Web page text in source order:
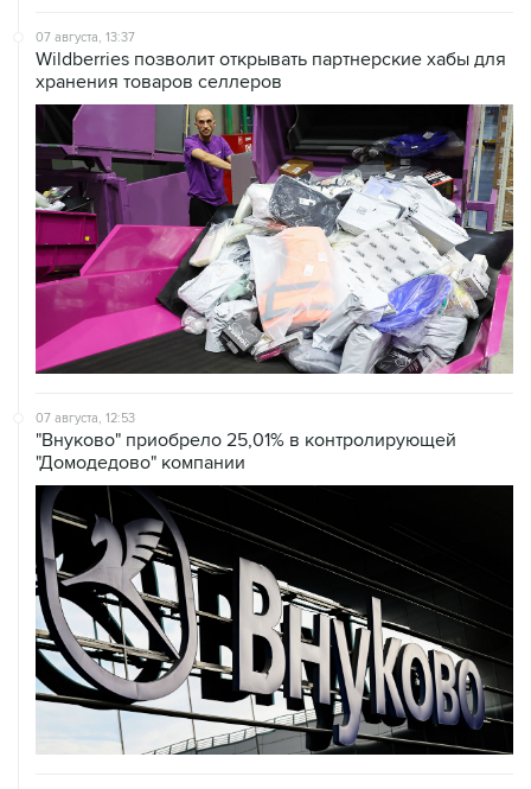
07 августа, 13:37
Wildberries позволит открывать партнерские хабы для
хранения товаров селлеров
07 августа, 12:53
"Внуково" приобрело 25,01% в контролирующей
"Домодедово" компании